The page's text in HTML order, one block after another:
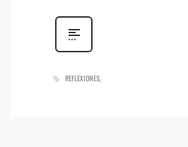
REFLEXIONES